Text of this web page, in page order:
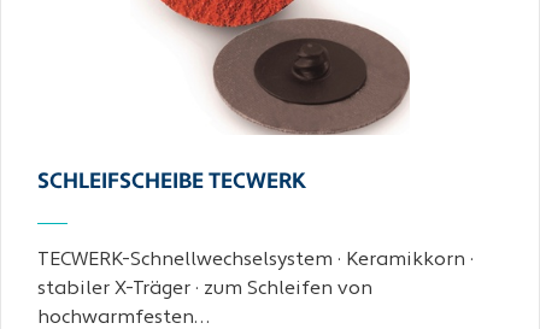
SCHLEIFSCHEIBE TECWERK
TECWERK-Schnellwechselsystem · Keramikkorn ·
stabiler X-Träger · zum Schleifen von
hochwarmfesten…